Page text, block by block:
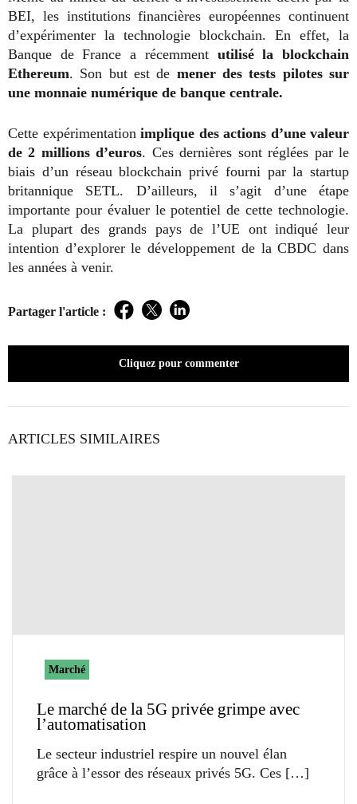
BEI, les institutions financières européennes continuent
d’expérimenter la technologie blockchain. En effet, la
Banque de France a récemment utilisé la blockchain
Ethereum. Son but est de mener des tests pilotes sur
une monnaie numérique de banque centrale.
Cette expérimentation implique des actions d’une valeur
de 2 millions d’euros. Ces dernières sontréglées par le
biais d’un réseau blockchain privé fourni par la startup
britannique SETL. D’ailleurs, il s’agit d’une étape
importante pour évaluer le potentiel de cette technologie.
La plupart des grands pays de l’UE ont indiqué leur
intention d’explorer le développement de la CBDC dans
les années à venir.
Partager l'article : Facebook
TwitterLinkedIn
Cliquez pour commenter
ARTICLES SIMILAIRES
Marché
Le marché de la 5G privée grimpe avec
l’automatisation
Le secteur industriel respire un nouvel élan
grâce à l’essor des réseaux privés 5G. Ces